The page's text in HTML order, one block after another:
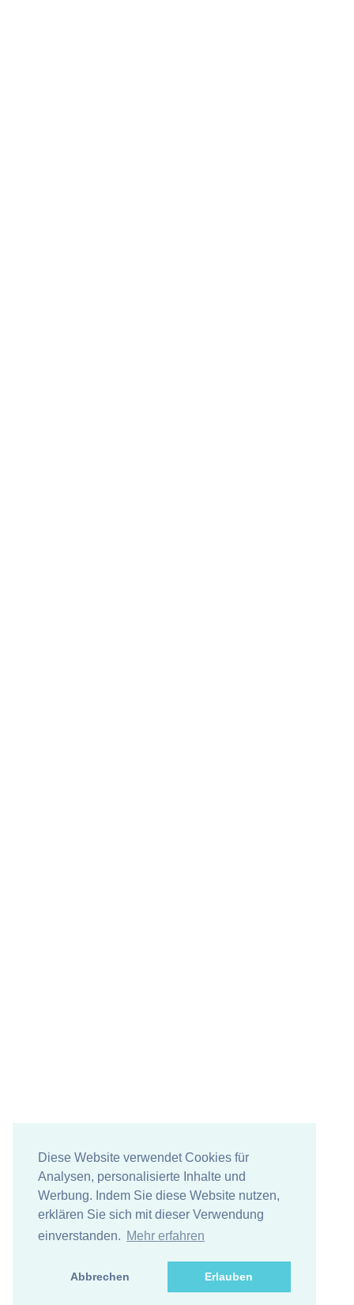
Diese Website verwendet Cookies für
Analysen, personalisierte Inhalte und
Werbung. Indem Sie diese Website nutzen,
erklären Sie sich mit dieser Verwendung
einverstanden. Mehr erfahren
Abbrechen Erlauben